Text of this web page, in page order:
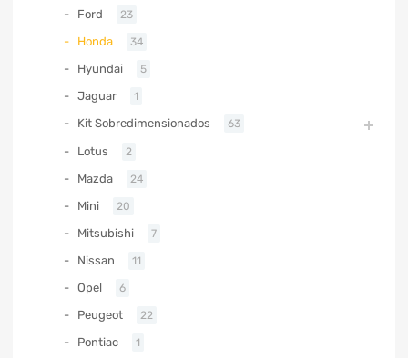
Ford 23
Honda 34
Hyundai 5
Jaguar 1
Kit Sobredimensionados 63
Lotus 2
Mazda 24
Mini 20
Mitsubishi 7
Nissan 11
Opel 6
Peugeot 22
Pontiac 1